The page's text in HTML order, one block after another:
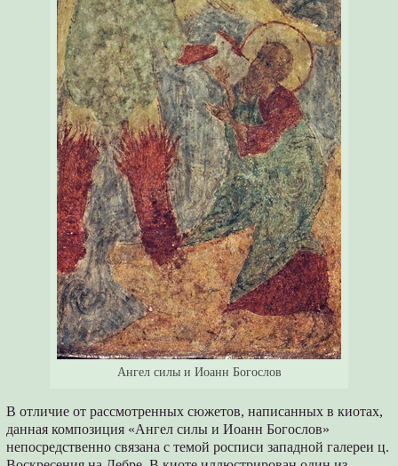
Ангел силы и Иоанн Богослов
В отличие от рассмотренных сюжетов, написанных в киотах,
данная композиция «Ангел силы и Иоанн Богослов»
непосредственно связана с темой росписи западной галереи ц.